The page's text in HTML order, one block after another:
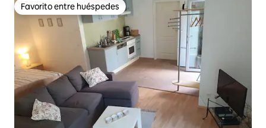
Favorito entre huéspedes
Favorito entre huéspedes